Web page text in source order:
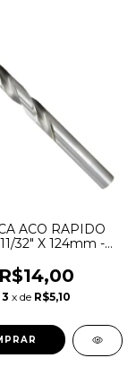
ACO RAPIDO
32" X 124mm -
R$14,00
3 x de R$5,10